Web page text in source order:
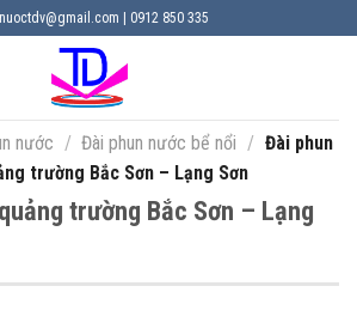
| 0912 850 335
nước / Đài phun nước bể nổi / Đài phun
trường Bắc Sơn – Lạng Sơn
trường Bắc Sơn – Lạng